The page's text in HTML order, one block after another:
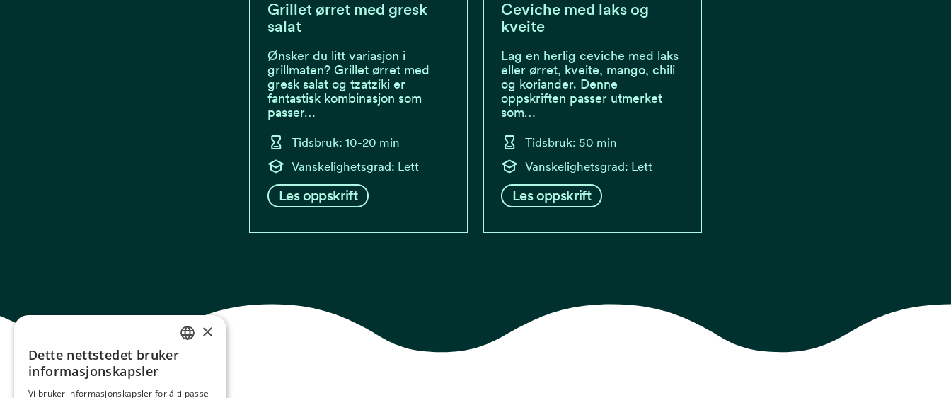
Grillet ørret med gresk
salat
Ønsker du litt variasjon i
grillmaten? Grillet ørret med
gresk salat og tzatziki er
fantastisk kombinasjon som
passer…
Tidsbruk: 10-20 min
Vanskelighetsgrad: Lett
Les oppskrift
Ceviche med laks og
kveite
Lag en herlig ceviche med laks
eller ørret, kveite, mango, chili
og koriander. Denne
oppskriften passer utmerket
som…
Tidsbruk: 50 min
Vanskelighetsgrad: Lett
Les oppskrift
NORWEGIAN
×
Dette nettstedet bruker
informasjonskapsler
Vi bruker informasjonskapsler for å tilpasse